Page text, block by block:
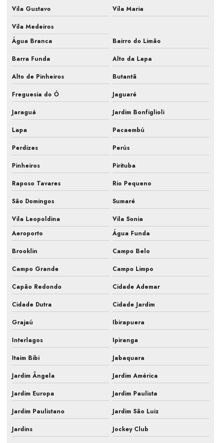
Empresa de manutenção preventiva ar condicionado
Empresa prestação de serviços ar condicionado
Empresa que faz pmoc para ar condicionado
Fiscalização de ar condicionado em construtora
Fiscalização de ar condicionado em obra
Fiscalização de instalação hvac
Fiscalização de obra ar condicionado
Fiscalização obra de climatização
Fiscalização sistemas hvac
Gestão de obra hvac
Hvac para farmacêutica
Inspeção de ar condicionado em campinas
Inspeção de ar condicionado em sp
Inspeção pmoc de ar condicionado
Laudo ar condicionado pmoc
Laudo técnico pmoc
Limpeza e manutenção de ar condicionado
Limpeza e manutenção de ar condicionado split
Manutenção de ar condicionado central
Vila Gustavo
Vila Maria
Vila Medeiros
Água Branca
Bairro do Limão
Barra Funda
Alto da Lapa
Alto de Pinheiros
Butantã
Freguesia do Ó
Jaguaré
Jaraguá
Jardim Bonfiglioli
Lapa
Pacaembú
Perdizes
Perús
Pinheiros
Pirituba
Raposo Tavares
Rio Pequeno
São Domingos
Sumaré
Vila Leopoldina
Vila Sonia
Aeroporto
Água Funda
Brooklin
Campo Belo
Campo Grande
Campo Limpo
Capão Redondo
Cidade Ademar
Cidade Dutra
Cidade Jardim
Grajaú
Ibirapuera
Interlagos
Ipiranga
Itaim Bibi
Jabaquara
Jardim Ângela
Jardim América
Jardim Europa
Jardim Paulista
Jardim Paulistano
Jardim São Luiz
Jardins
Jockey Club